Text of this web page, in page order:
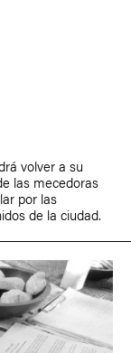
volver a su
las mecedoras
por las
de la ciudad.